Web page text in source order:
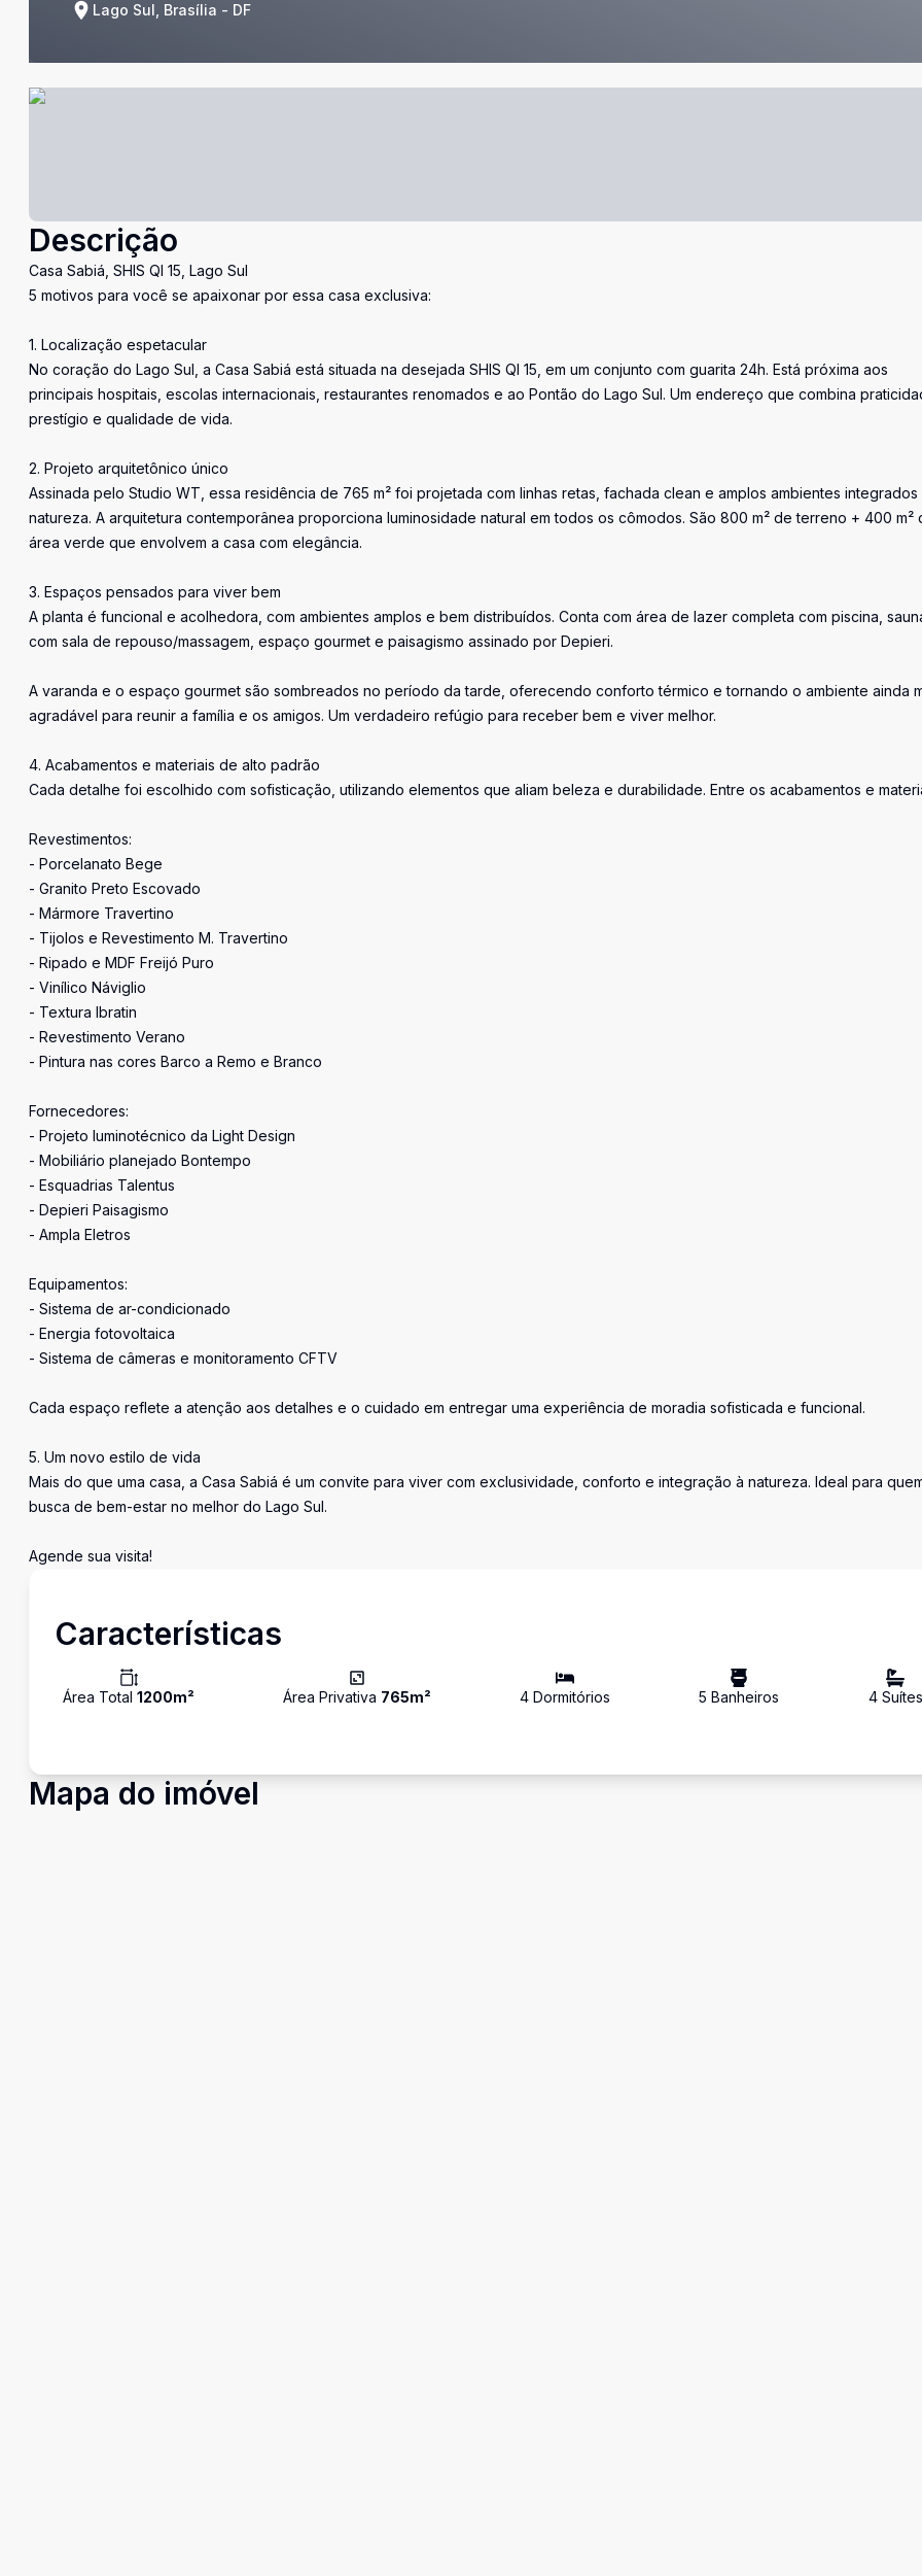
Lago Sul, Brasília - DF
Descrição
Casa Sabiá, SHIS QI 15, Lago Sul
5 motivos para você se apaixonar por essa casa exclusiva:
1. Localização espetacular
No coração do Lago Sul, a Casa Sabiá está situada na desejada SHIS QI 15, em um conjunto com guarita 24h. Está próxima aos
principais hospitais, escolas internacionais, restaurantes renomados e ao Pontão do Lago Sul. Um endereço que combina
prestígio e qualidade de vida.
2. Projeto arquitetônico único
Assinada pelo Studio WT, essa residência de 765 m² foi projetada com linhas retas, fachada clean e amplos ambientes integrados
natureza. A arquitetura contemporânea proporciona luminosidade natural em todos os cômodos. São 800 m² de terreno + 400 m²
área verde que envolvem a casa com elegância.
3. Espaços pensados para viver bem
A planta é funcional e acolhedora, com ambientes amplos e bem distribuídos. Conta com área de lazer completa com piscina,
com sala de repouso/massagem, espaço gourmet e paisagismo assinado por Depieri.
A varanda e o espaço gourmet são sombreados no período da tarde, oferecendo conforto térmico e tornando o ambiente ainda
agradável para reunir a família e os amigos. Um verdadeiro refúgio para receber bem e viver melhor.
4. Acabamentos e materiais de alto padrão
Cada detalhe foi escolhido com sofisticação, utilizando elementos que aliam beleza e durabilidade. Entre os acabamentos e
Revestimentos:
- Porcelanato Bege
- Granito Preto Escovado
- Mármore Travertino
- Tijolos e Revestimento M. Travertino
- Ripado e MDF Freijó Puro
- Vinílico Náviglio
- Textura Ibratin
- Revestimento Verano
- Pintura nas cores Barco a Remo e Branco
Fornecedores:
- Projeto luminotécnico da Light Design
- Mobiliário planejado Bontempo
- Esquadrias Talentus
- Depieri Paisagismo
- Ampla Eletros
Equipamentos:
- Sistema de ar-condicionado
- Energia fotovoltaica
- Sistema de câmeras e monitoramento CFTV
Cada espaço reflete a atenção aos detalhes e o cuidado em entregar uma experiência de moradia sofisticada e funcional.
5. Um novo estilo de vida
Mais do que uma casa, a Casa Sabiá é um convite para viver com exclusividade, conforto e integração à natureza. Ideal para
busca de bem-estar no melhor do Lago Sul.
Agende sua visita!
Características
Área Total 1200m² Área Privativa 765m² 4 Dormitórios 5 Banheiros 4Suítes
Mapa do imóvel